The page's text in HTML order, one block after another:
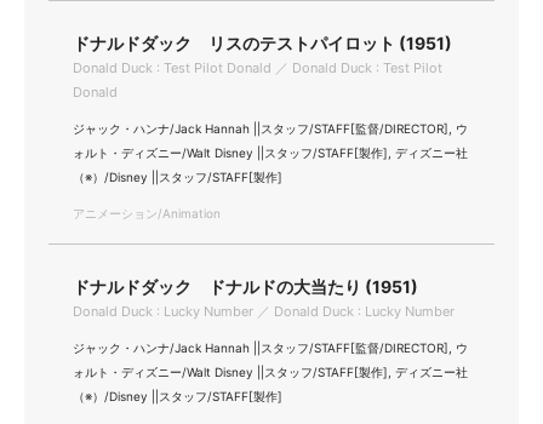
ドナルドダック リスのテストパイロット (1951)
Donald Duck : Test Pilot Donald ／ Donald Duck : Test Pilot
Donald
ジャック・ハンナ/Jack Hannah ||スタッフ/STAFF[監督/DIRECTOR], ウ
ォルト・ディズニー/Walt Disney ||スタッフ/STAFF[製作], ディズニー社
（※）/Disney ||スタッフ/STAFF[製作]
アニメーション/Animation
ドナルドダック ドナルドの大当たり (1951)
Donald Duck : Lucky Number ／ Donald Duck : Lucky Number
ジャック・ハンナ/Jack Hannah ||スタッフ/STAFF[監督/DIRECTOR], ウ
ォルト・ディズニー/Walt Disney ||スタッフ/STAFF[製作], ディズニー社
（※）/Disney ||スタッフ/STAFF[製作]